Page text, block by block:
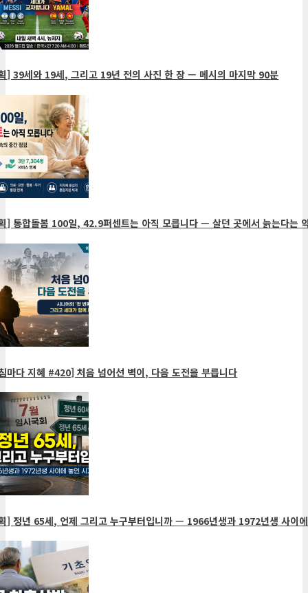
39세와 19세, 그리고 19년 전의 사진 한 장 — 메시의 마지막 90분
통합돌봄 100일, 42.9퍼센트는 아직 모릅니다 — 살던 곳에서 늙는다는 약
다 지혜 #420] 처음 넘어선 벽이, 다음 도전을 부릅니다
정년 65세, 언제 그리고 누구부터입니까 — 1966년생과 1972년생 사이에